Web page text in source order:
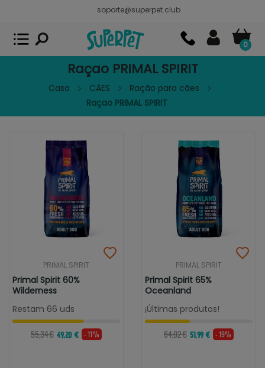
soporte@superpet.club
0
Raçao PRIMAL SPIRIT
Casa CÃES
Ração para cães
Raçao PRIMAL SPIRIT
PRIMAL SPIRIT
Primal Spirit 60%
Wilderness
Restam 66 uds
55,34 € 49,20 € - 11%
PRIMAL SPIRIT
Primal Spirit 65%
Oceanland
¡Últimas produtos!
64,02 € 51,99 € - 19%
Superpet, comida para mascotas
APP GRATIS - En Google Play